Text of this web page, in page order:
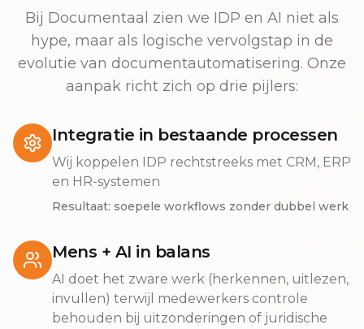
Bij Documentaal zien we IDP en AI niet als
hype, maar als logische vervolgstap in de
evolutie van documentautomatisering. Onze
aanpak richt zich op drie pijlers:
Integratie in bestaande processen
Wij koppelen IDP rechtstreeks met CRM, ERP
en HR-systemen
Resultaat: soepele workflows zonder dubbel werk
Mens + AI in balans
AI doet het zware werk (herkennen, uitlezen,
invullen) terwijl medewerkers controle
behouden bij uitzonderingen of juridische